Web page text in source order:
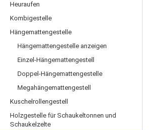
Heuraufen
Kombigestelle
Hängemattengestelle
Hängemattengestelle anzeigen
Einzel-Hängemattengestell
Doppel-Hängemattengestelle
Megahängemattengestell
Kuschelrollengestell
Holzgestelle für Schaukeltonnen und
Schaukelzelte